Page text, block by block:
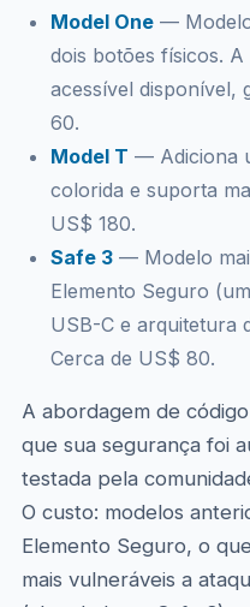
Model One— Modelo
dois botões físicos.
acessível disponível,
60.
Model T — Adiciona
colorida e suporta
US$ 180.
Safe 3— Modelo
Elemento Seguro
USB-C e arquitetura
Cerca de US$ 80.
A abordagem de
que sua segurança foi
testada pela
O custo: modelos
Elemento Seguro, o
mais vulneráveis a